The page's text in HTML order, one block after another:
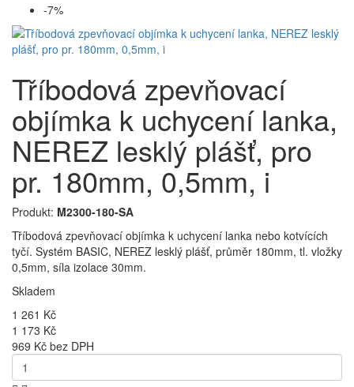
-7%
Tříbodová zpevňovací
objímka k uchycení lanka,
NEREZ lesklý plášť, pro
pr. 180mm, 0,5mm, i
Produkt: M2300-180-SA
Tříbodová zpevňovací objímka k uchycení lanka nebo kotvících
tyčí. Systém BASIC, NEREZ lesklý plášť, průměr 180mm, tl. vložky
0,5mm, síla izolace 30mm.
Skladem
1 261 Kč
1 173 Kč
969 Kč bez DPH